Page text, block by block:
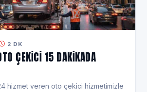
2 DK
ÇEKICI 15 DAKIKADA
hizmet veren oto çekici hizmetimizle